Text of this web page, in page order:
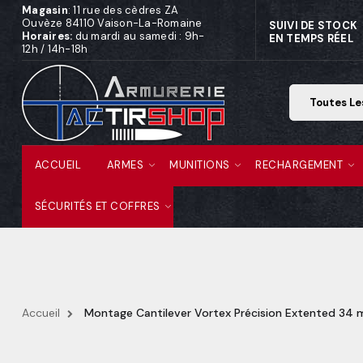
Magasin: 11 rue des cèdres ZA
Ouvèze 84110 Vaison-La-Romaine
Horaires: du mardi au samedi : 9h-
12h / 14h-18h
SUIVI DE STOCK
EN TEMPS RÉEL
ACCUEIL ARMES MUNITIONS RECHARGEMENT
SÉCURITÉS ET COFFRES
Accueil Montage Cantilever Vortex Précision Extented 34